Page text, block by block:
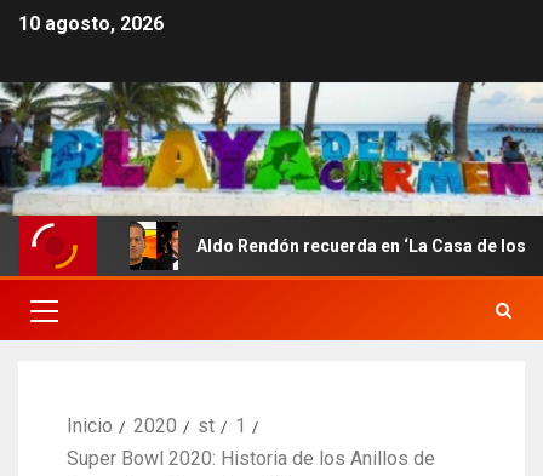
10 agosto, 2026
Aldo Rendón recuerda en ‘La Casa de los
Inicio 2020 st
1
Super Bowl 2020: Historia de los Anillos de